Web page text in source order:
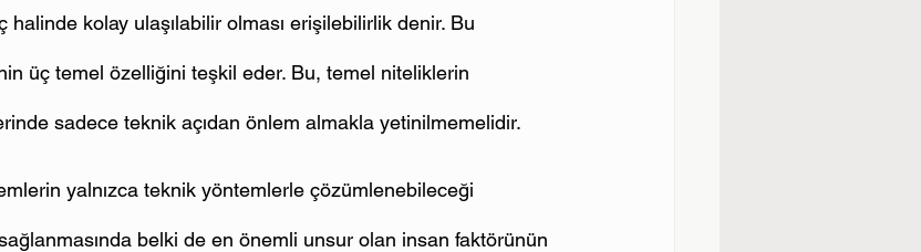
halinde kolay ulaşılabilir olması erişilebilirlik denir. Bu
üç temel özelliğini teşkil eder. Bu, temel niteliklerin
sadece teknik açıdan önlem almakla yetinilmemelidir.
yalnızca teknik yöntemlerle çözümlenebileceği
belki de en önemli unsur olan insan faktörünün